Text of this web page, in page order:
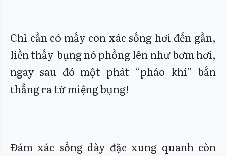
Chỉ cần có mấy con xác sống hơi đến gần,
liền thấy bụng nó phồng lên như bơm hơi,
ngay sau đó một phát “pháo khí” bắn
thẳng ra từ miệng bụng!
Đám xác sống dày đặc xung quanh còn